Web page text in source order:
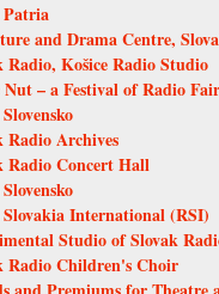
and Drama Centre,
Radio, Košice Radio Studio
– a Festival of Radio
Radio Archives
Radio Concert Hall
International (RSI)
Studio of Slovak
Radio Children's Choir